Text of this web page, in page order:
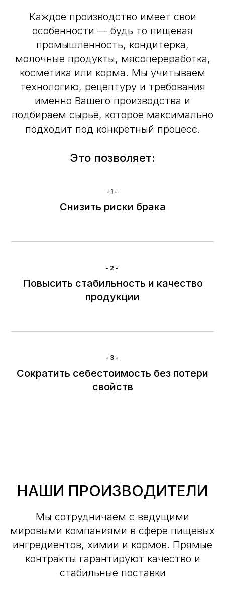
Каждое производство имеет свои
особенности — будь то пищевая
промышленность, кондитерка,
молочные продукты, мясопереработка,
косметика или корма. Мы учитываем
технологию, рецептуру и требования
именно Вашего производства и
подбираем сырьё, которое максимально
подходит под конкретный процесс.
Это позволяет:
-1-
Снизить риски брака
-2-
Повысить стабильность и качество
продукции
-3-
Сократить себестоимость без потери
свойств
НАШИ ПРОИЗВОДИТЕЛИ
Мы сотрудничаем с ведущими
мировыми компаниями в сфере пищевых
ингредиентов, химии и кормов. Прямые
контракты гарантируют качество и
стабильные поставки